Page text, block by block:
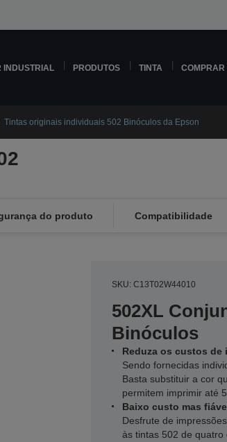
INDUSTRIAL PRODUTOS TINTA COMPRAR
Tintas originais individuais 502 Binóculos da Epson
do produto Compatibilidade
SKU: C13T02W44010
502XL
Binóculos
Reduza os custos de
Sendo fornecidas
Basta substituir a cor
permitem imprimir até
Baixo custo mas
Desfrute de
às tintas 502 de